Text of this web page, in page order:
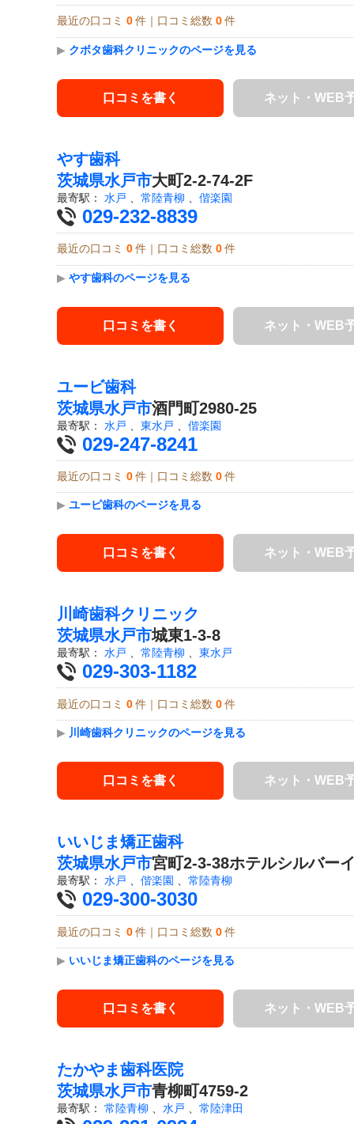
最近の口コミ 0 件｜口コミ総数 0 件
▶ クボタ歯科クリニックのページを見る
口コミを書く ネット・WEB
やす歯科
茨城県水戸市大町2-2-74-2F
最寄駅： 水戸 常陸青柳 偕楽園
029-232-8839
最近の口コミ 0 件｜口コミ総数 0 件
▶ やす歯科のページを見る
口コミを書く ネット・WEB
ユービ歯科
茨城県水戸市酒門町2980-25
最寄駅： 水戸 東水戸 偕楽園
029-247-8241
最近の口コミ 0 件｜口コミ総数 0 件
▶ ユービ歯科のページを見る
口コミを書く ネット・WEB
川崎歯科クリニック
茨城県水戸市城東1-3-8
最寄駅： 水戸 、 常陸青柳 、 東水戸
029-303-1182
最近の口コミ 0 件｜口コミ総数 0 件
▶ 川崎歯科クリニックのページを見る
口コミを書く ネット・WEB
いいじま矯正歯科
茨城県水戸市宮町2-3-38ホテルシルバー
最寄駅： 水戸 偕楽園 常陸青柳
029-300-3030
最近の口コミ 0 件｜口コミ総数 0 件
▶ いいじま矯正歯科のページを見る
口コミを書く ネット・WEB
たかやま歯科医院
茨城県水戸市青柳町4759-2
最寄駅： 常陸青柳 水戸 常陸津田